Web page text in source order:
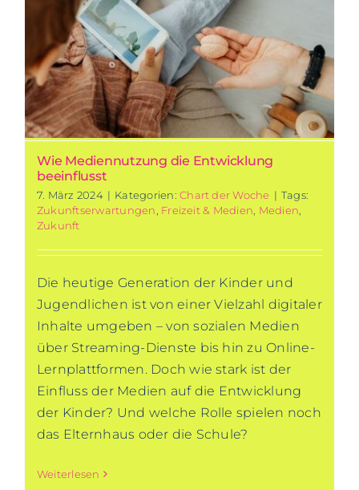
Wie Mediennutzung die Entwicklung
beeinflusst
7. März 2024 | Kategorien:Chart der Woche | Tags:
Zukunftserwartungen, Freizeit & Medien, Medien,
Zukunft
Die heutige Generation der Kinder und
Jugendlichen ist von einer Vielzahl digitaler
Inhalte umgeben – von sozialen Medien
über Streaming-Dienste bis hin zu Online-
Lernplattformen. Doch wie stark ist der
Einfluss der Medien auf die Entwicklung
der Kinder? Und welche Rolle spielen noch
das Elternhaus oder die Schule?
Weiterlesen